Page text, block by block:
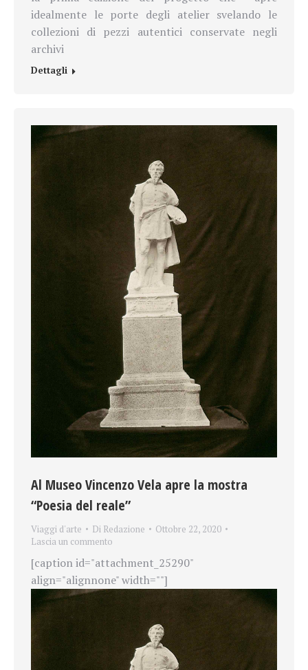
idealmente le porte degli atelier svelando le
collezioni di pezzi autentici conservate negli
archivi
Dettagli
Al Museo Vincenzo Vela apre la mostra
“Poesia del reale”
Viaggi d'arte Di Redazione
Ottobre 22, 2020
Lascia un commento
[caption id="attachment_25290"
align="alignnone" width=""]